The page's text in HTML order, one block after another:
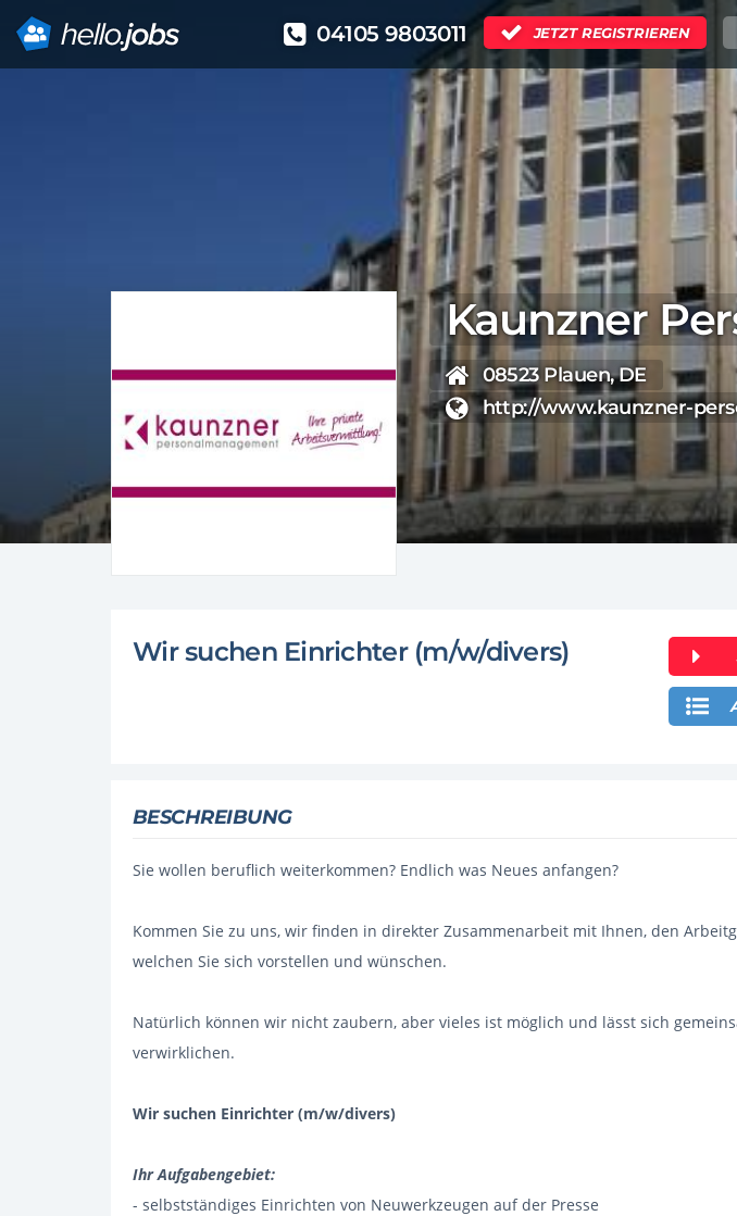
04105 9803011 JETZT REGISTRIEREN
Kaunzner
08523 Plauen, DE
http://www.kaunzner-
Wir suchen Einrichter (m/w/divers)
BESCHREIBUNG
Sie wollen beruflich weiterkommen? Endlich was Neues anfangen?
Kommen Sie zu uns, wir finden in direkter Zusammenarbeit mit Ihnen, den
welchen Sie sich vorstellen und wünschen.
Natürlich können wir nicht zaubern, aber vieles ist möglich und lässt sich
verwirklichen.
Wir suchen Einrichter (m/w/divers)
Ihr Aufgabengebiet:
- selbstständiges Einrichten von Neuwerkzeugen auf der Presse